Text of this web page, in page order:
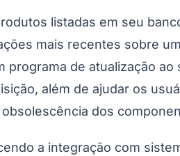
listadas em seu
mais recentes sobre
de atualização
além de ajudar os
dos
a integração com